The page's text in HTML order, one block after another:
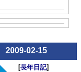
2009-02-15
[長年日記]